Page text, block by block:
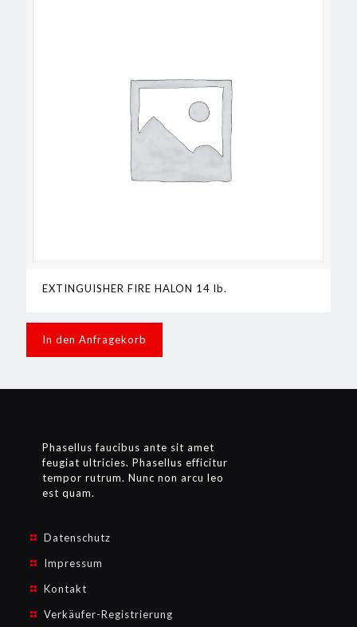
EXTINGUISHER FIRE HALON 14 lb.
In den Anfragekorb
Phasellus faucibus ante sit amet
feugiat ultricies. Phasellus efficitur
tempor rutrum. Nunc non arcu leo
est quam.
Datenschutz
Impressum
Kontakt
Verkäufer-Registrierung